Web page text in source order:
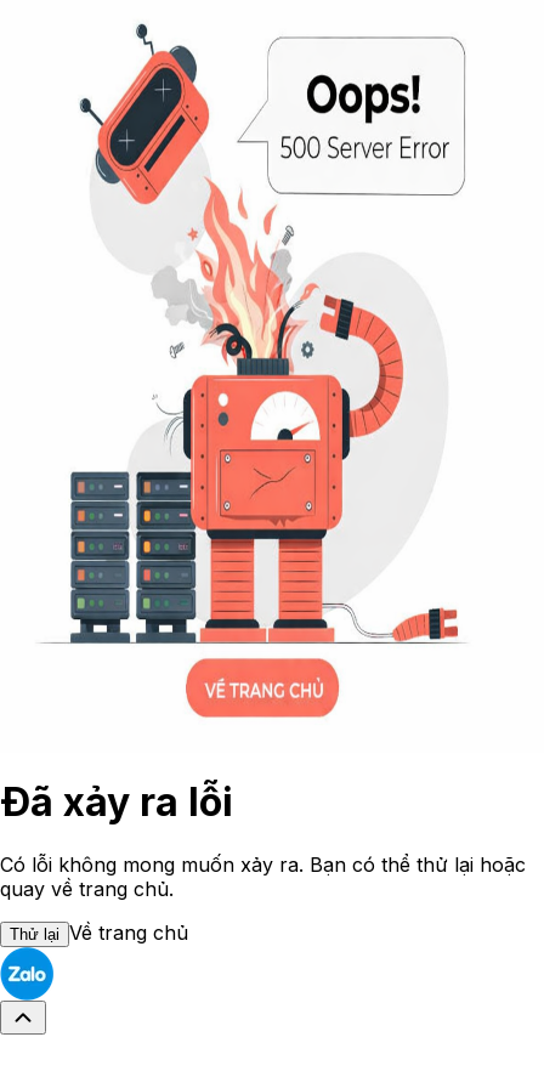
Đã xảy ra lỗi
Có lỗi không mong muốn xảy ra. Bạn có thể thử lại hoặc
quay về trang chủ.
Thử lại Về trang chủ